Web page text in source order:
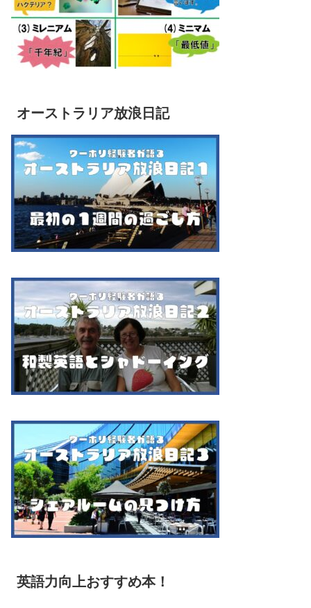
オーストラリア放浪日記
英語力向上おすすめ本！